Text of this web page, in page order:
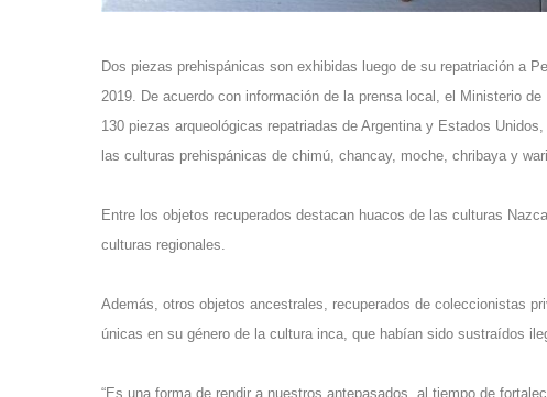
Dos piezas prehispánicas son exhibidas luego de su repatriación a
2019. De acuerdo con información de la prensa local, el Ministerio
130 piezas arqueológicas repatriadas de Argentina y Estados
las culturas prehispánicas de chimú, chancay, moche, chribaya y
Entre los objetos recuperados destacan huacos de las culturas
culturas regionales.
Además, otros objetos ancestrales, recuperados de coleccionistas
únicas en su género de la cultura inca, que habían sido sustraídos
“Es una forma de rendir a nuestros antepasados, al tiempo de